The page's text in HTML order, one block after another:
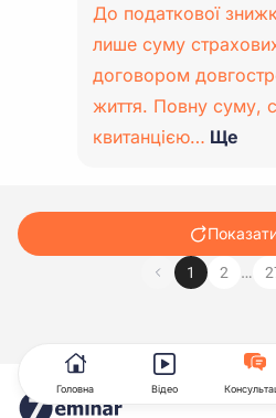
До податкової
лише суму
договором
життя. Повну суму,
квитанцією… Ще
1 2 …
Головна Відео